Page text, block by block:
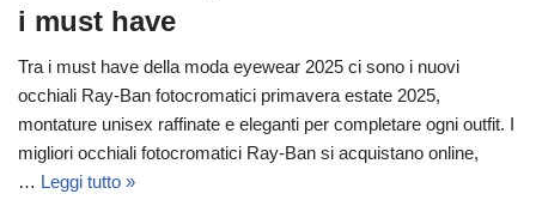
i must have
Tra i must have della moda eyewear 2025 ci sono i nuovi
occhiali Ray-Ban fotocromatici primavera estate 2025,
montature unisex raffinate e eleganti per completare ogni outfit. I
migliori occhiali fotocromatici Ray-Ban si acquistano online,
… Leggi tutto »